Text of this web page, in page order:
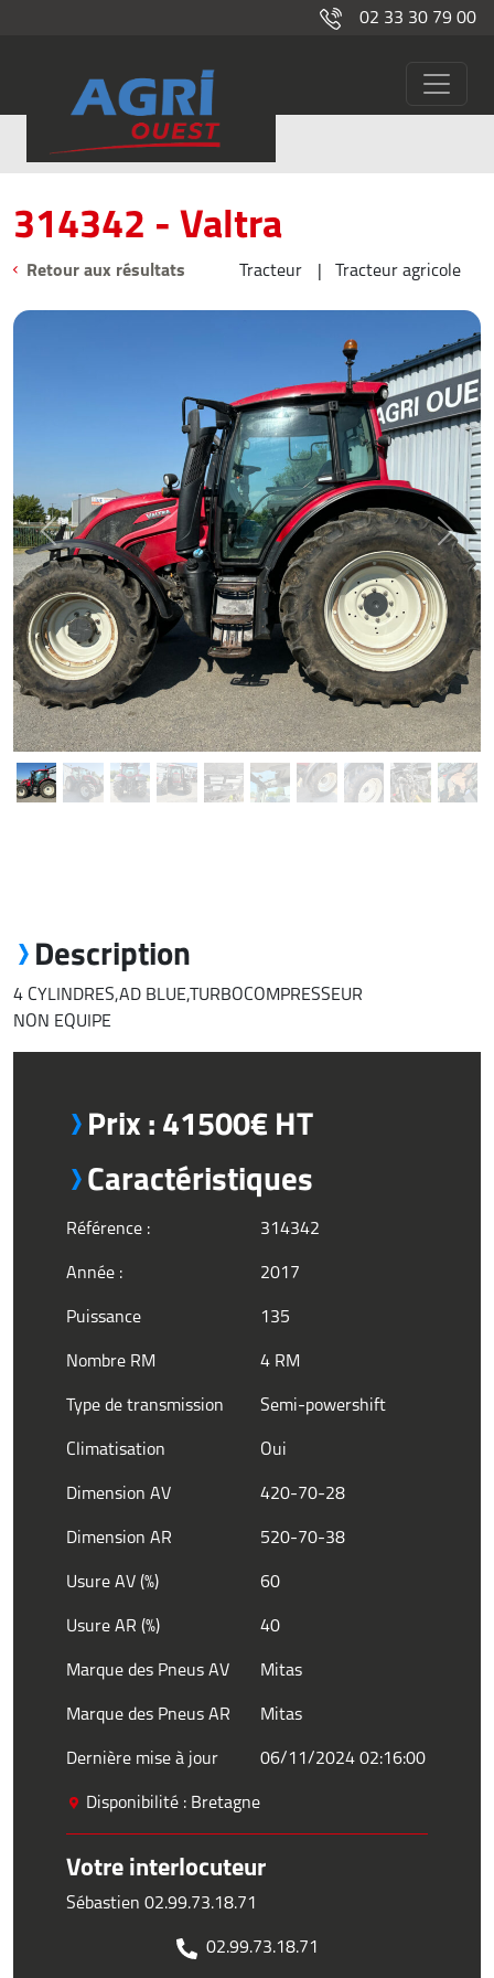
02 33 30 79 00
Occasions314342
314342 - Valtra
Retour aux résultats Tracteur Tracteur agricole
Previous Next
Description
4 CYLINDRES,AD BLUE,TURBOCOMPRESSEUR
NON EQUIPE
Prix : 41500€ HT
Caractéristiques
Référence :
314342
Année :
2017
Puissance
135
Nombre RM
4 RM
Type de transmission
Semi-powershift
Climatisation
Oui
Dimension AV
420-70-28
Dimension AR
520-70-38
Usure AV (%)
60
Usure AR (%)
40
Marque des Pneus AV
Mitas
Marque des Pneus AR
Mitas
Dernière mise à jour
06/11/2024 02:16:00
Disponibilité : Bretagne
Votre interlocuteur
Sébastien 02.99.73.18.71
02.99.73.18.71